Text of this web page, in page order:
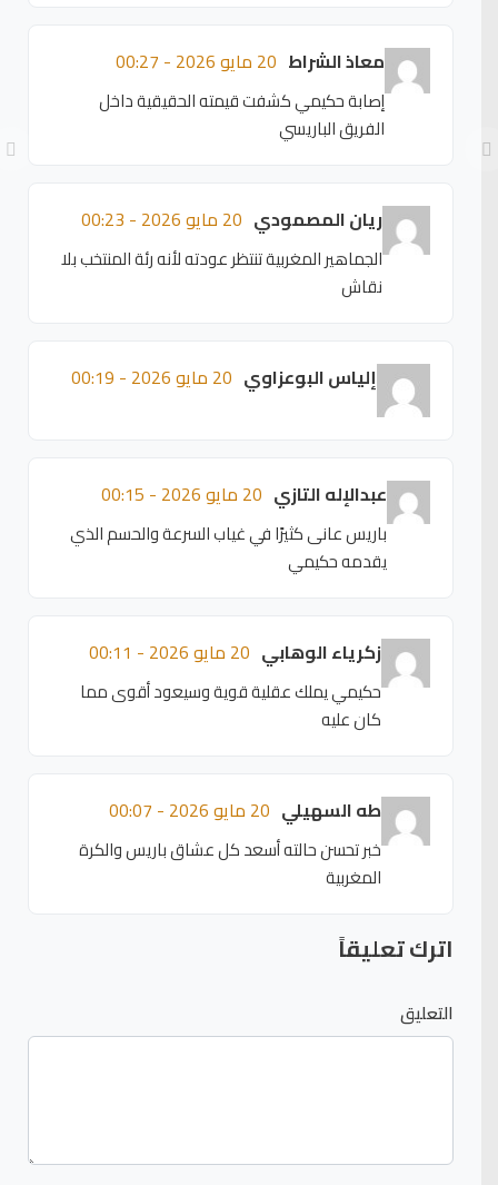
معاذ الشراط 20 مايو 2026 - 00:27
إصابة حكيمي كشفت قيمته الحقيقية داخل
الفريق الباريسي
ريان المصمودي 20 مايو 2026 - 00:23
الجماهير المغربية تنتظر عودته لأنه رئة المنتخب بلا
نقاش
إلياس البوعزاوي 20 مايو 2026 - 00:19
عبدالإله التازي 20 مايو 2026 - 00:15
باريس عانى كثيرًا في غياب السرعة والحسم الذي
يقدمه حكيمي
زكرياء الوهابي 20 مايو 2026 - 00:11
حكيمي يملك عقلية قوية وسيعود أقوى مما
كان عليه
طه السهيلي 20 مايو 2026 - 00:07
خبر تحسن حالته أسعد كل عشاق باريس والكرة
المغربية
اترك تعليقاً
التعليق